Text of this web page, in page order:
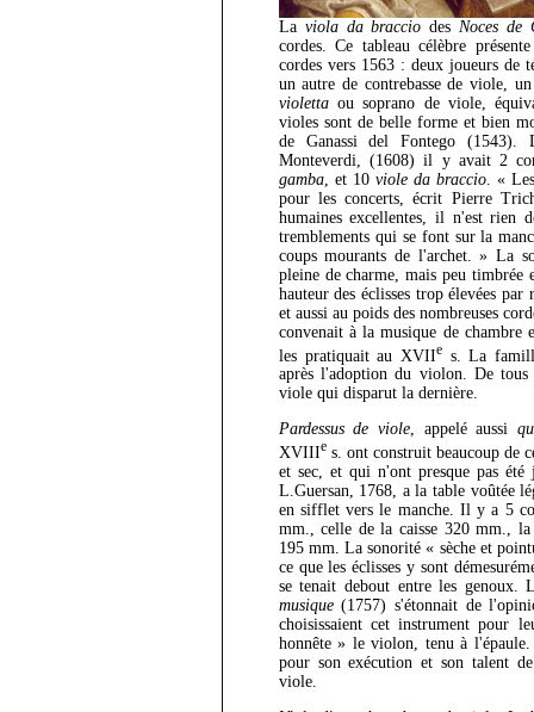
La viola da braccio des Noces de
cordes. Ce tableau célèbre
cordes vers 1563 : deux joueurs de
un autre de contrebasse de viole,
violettaou soprano de viole,
violes sont de belle forme et bien
de Ganassi del Fontego (1543).
Monteverdi, (1608) il y avait 2
gamba, et 10viole da braccio . «
pour les concerts, écrit Pierre
humaines excellentes, il n'est rien
tremblements qui se font sur la
coups mourants de l'archet. » La
pleine de charme, mais peu timbrée
hauteur des éclisses trop élevées
et aussi au poids des nombreuses
convenait à la musique de chambre
les pratiquait au XVIIes. La
après l'adoption du violon. De tous
viole qui disparut la dernière.
Pardessus de viole, appelé aussi
XVIIIes. ont construit beaucoup de
et sec, et qui n'ont presque pas été
L.Guersan, 1768, a la table voûtée
en sifflet vers le manche. Il y a 5
mm., celle de la caisse 320 mm.,
195 mm. La sonorité « sèche et
ce que les éclisses y sont
se tenait debout entre les genoux.
musique(1757) s'étonnait de
choisissaient cet instrument pour
honnête » le violon, tenu à
pour son exécution et son talent
viole.